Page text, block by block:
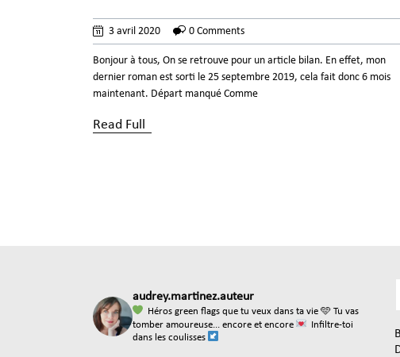
3 avril 2020 0 Comments
Bonjour à tous, On se retrouve pour un article bilan. En effet, mon
dernier roman est sorti le 25 septembre 2019, cela fait donc 6 mois
maintenant. Départ manqué Comme
Read Full
audrey.martinez.auteur
Héros green flags que tu veux dans ta vie 🩵 Tu vas
tomber amoureuse... encore et encore
Infiltre-toi
dans les coulisses